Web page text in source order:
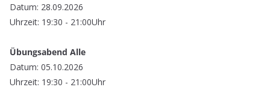
Datum: 28.09.2026
Uhrzeit: 19:30 - 21:00Uhr
Übungsabend Alle
Datum: 05.10.2026
Uhrzeit: 19:30 - 21:00Uhr